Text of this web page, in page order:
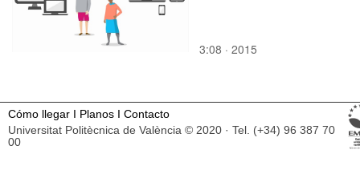
3:08 · 2015
Cómo llegar I Planos I Contacto
Universitat Politècnica de València © 2020 · Tel. (+34) 96 387 70
00